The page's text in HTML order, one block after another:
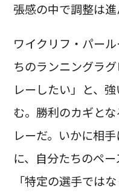
張感の中で調整は進
ワイクリフ・パー
ちのランニングラ
レーしたい」と、
む。勝利のカギと
レーだ。いかに相
に、自分たちのペー
「特定の選手では